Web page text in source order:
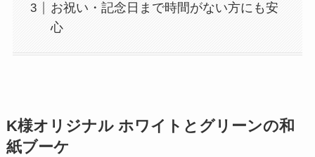
お祝い・記念日まで時間がない方にも安
心
K様オリジナル ホワイトとグリーンの和
紙ブーケ